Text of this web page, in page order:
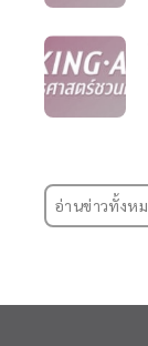
อ่านข่าวทั้งห